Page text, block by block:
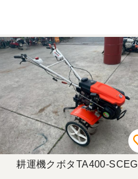
耕運機クボタTA400-SCEG